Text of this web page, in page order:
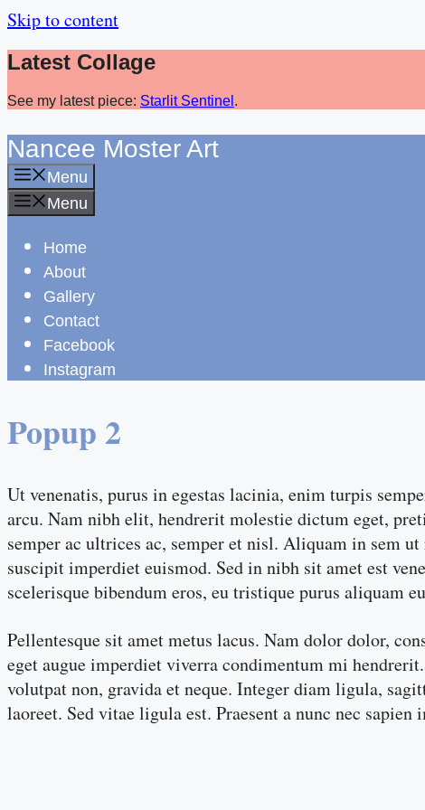
Skip to content
Latest Collage
See my latest piece: Starlit Sentinel .
Nancee Moster Art
Menu
Menu
Home
About
Gallery
Contact
Facebook
Instagram
Popup 2
Ut venenatis, purus in egestas lacinia, enim turpis
arcu. Nam nibh elit, hendrerit molestie dictum eget,
semper ac ultrices ac, semper et nisl. Aliquam in sem
suscipit imperdiet euismod. Sed in nibh sit amet est
scelerisque bibendum eros, eu tristique purus aliquam
Pellentesque sit amet metus lacus. Nam dolor dolor,
eget augue imperdiet viverra condimentum mi
volutpat non, gravida et neque. Integer diam ligula,
laoreet. Sed vitae ligula est. Praesent a nunc nec sapien